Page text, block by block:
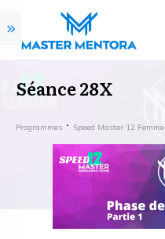
Séance 28X
Programmes Speed Master 12 Femme